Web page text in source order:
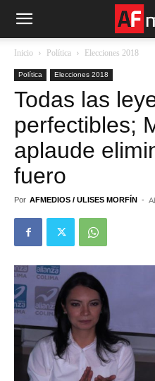
Inicio Política Elecciones 2018
Política Elecciones 2018
Todas las
perfectibles;
aplaude
fuero
Por AFMEDIOS / ULISES MORFÍN -